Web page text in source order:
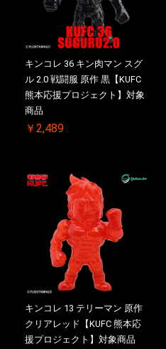
キンコレ 36 キン肉マン スグ
ル 2.0 戦闘服 原作 黒【KUFC
熊本応援プロジェクト】対象
商品
￥2,489
キンコレ 13 テリーマン 原作
クリアレッド【KUFC 熊本応
援プロジェクト】対象商品